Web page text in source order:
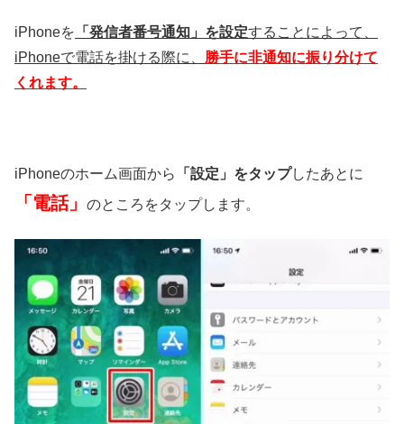
iPhoneを 「発信者番号通知」を設定することによって、
iPhoneで電話を掛ける際に、 勝手に非通知に振り分けて
くれます。
iPhoneのホーム画面から 「設定」をタップしたあとに
「電話」 のところをタップします。